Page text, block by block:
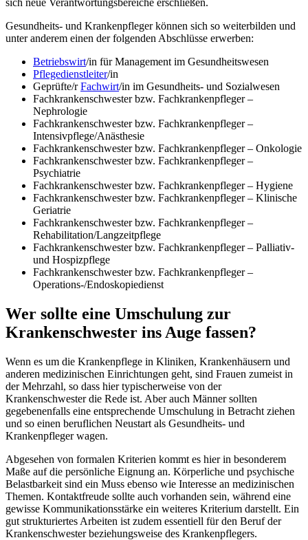
Gesundheits- und Krankenpfleger können sich so weiterbilden und
unter anderem einen der folgenden Abschlüsse erwerben:
Betriebswirt/in für Management im Gesundheitswesen
Pflegedienstleiter/in
Geprüfte/rFachwirt/in im Gesundheits- und Sozialwesen
Fachkrankenschwester bzw. Fachkrankenpfleger –
Nephrologie
Fachkrankenschwester bzw. Fachkrankenpfleger –
Intensivpflege/Anästhesie
Fachkrankenschwester bzw. Fachkrankenpfleger – Onkologie
Fachkrankenschwester bzw. Fachkrankenpfleger –
Psychiatrie
Fachkrankenschwester bzw. Fachkrankenpfleger – Hygiene
Fachkrankenschwester bzw. Fachkrankenpfleger – Klinische
Geriatrie
Fachkrankenschwester bzw. Fachkrankenpfleger –
Rehabilitation/Langzeitpflege
Fachkrankenschwester bzw. Fachkrankenpfleger – Palliativ-
und Hospizpflege
Fachkrankenschwester bzw. Fachkrankenpfleger –
Operations-/Endoskopiedienst
Wer sollte eine Umschulung zur
Krankenschwester ins Auge fassen?
Wenn es um die Krankenpflege in Kliniken, Krankenhäusern und
anderen medizinischen Einrichtungen geht, sind Frauen zumeist in
der Mehrzahl, so dass hier typischerweise von der
Krankenschwester die Rede ist. Aber auch Männer sollten
gegebenenfalls eine entsprechende Umschulung in Betracht ziehen
und so einen beruflichen Neustart als Gesundheits- und
Krankenpfleger wagen.
Abgesehen von formalen Kriterien kommt es hier in besonderem
Maße auf die persönliche Eignung an. Körperliche und psychische
Belastbarkeit sind ein Muss ebenso wie Interesse an medizinischen
Themen. Kontaktfreude sollte auch vorhanden sein, während eine
gewisse Kommunikationsstärke ein weiteres Kriterium darstellt. Ein
gut strukturiertes Arbeiten ist zudem essentiell für den Beruf der
Krankenschwester beziehungsweise des Krankenpflegers.